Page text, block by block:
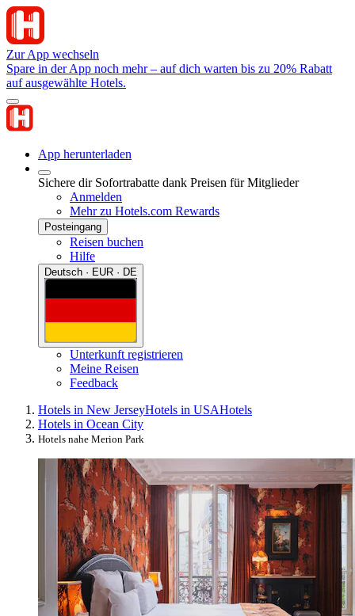
Zur App wechseln
Spare in der App noch mehr – auf dich warten bis zu 20% Rabatt
auf ausgewählte Hotels.
App herunterladen
Sichere dir Sofortrabatte dank Preisen für Mitglieder
Anmelden
Mehr zu Hotels.com Rewards
Posteingang
Reisen buchen
Hilfe
Deutsch · EUR · DE
Unterkunft registrieren
Meine Reisen
Feedback
Hotels in New JerseyHotels in USAHotels
Hotels in Ocean City
Hotels nahe Merion Park